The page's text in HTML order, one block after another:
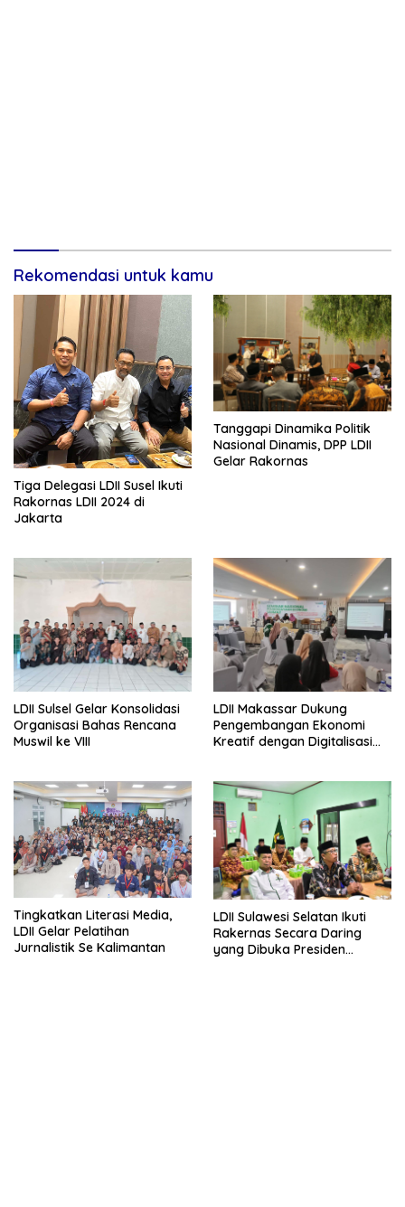
Rekomendasi untuk kamu
Tiga Delegasi LDII Susel Ikuti
Rakornas LDII 2024 di
Jakarta
Tanggapi Dinamika Politik
Nasional Dinamis, DPP LDII
Gelar Rakornas
LDII Sulsel Gelar Konsolidasi
Organisasi Bahas Rencana
Muswil ke VIII
LDII Makassar Dukung
Pengembangan Ekonomi
Kreatif dengan Digitalisasi
Tingkatkan Literasi Media,
LDII Gelar Pelatihan
Jurnalistik Se Kalimantan
LDII Sulawesi Selatan Ikuti
Rakernas Secara Daring
yang Dibuka Presiden